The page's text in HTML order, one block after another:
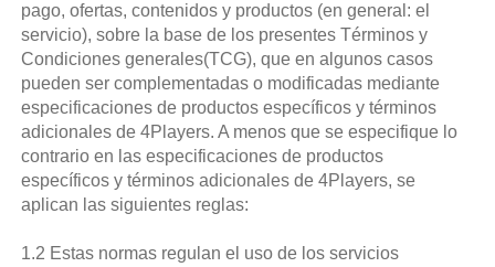
pago, ofertas, contenidos y productos (en general: el
servicio), sobre la base de los presentes Términos y
Condiciones generales(TCG), que en algunos casos
pueden ser complementadas o modificadas mediante
especificaciones de productos específicos y términos
adicionales de 4Players. A menos que se especifique lo
contrario en las especificaciones de productos
específicos y términos adicionales de 4Players, se
aplican las siguientes reglas:
1.2 Estas normas regulan el uso de los servicios